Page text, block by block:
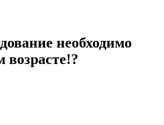
необходимо
возрасте!?